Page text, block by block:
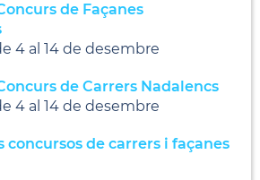
de Façanes
4 al 14 de desembre
de Carrers Nadalencs
4 al 14 de desembre
concursos de carrers i façanes